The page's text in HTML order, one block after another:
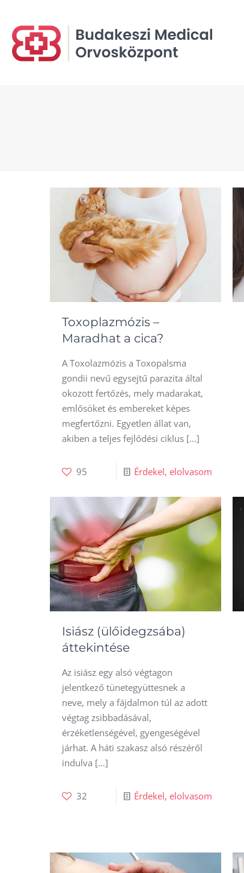
Toxoplazmózis –
Maradhat a cica?
A Toxolazmózis a Toxopalsma
gondii nevű egysejtű parazita által
okozott fertőzés, mely madarakat,
emlősöket és embereket képes
megfertőzni. Egyetlen állat van,
akiben a teljes fejlődési ciklus […]
95 Érdekel, elolvasom
Isiász (ülőidegzsába)
áttekintése
Az isiász egy alsó végtagon
jelentkező tünetegyüttesnek a
neve, mely a fájdalmon túl az adott
végtag zsibbadásával,
érzéketlenségével, gyengeségével
járhat. A háti szakasz alsó részéről
indulva […]
32 Érdekel, elolvasom